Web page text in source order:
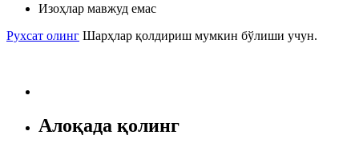
Изоҳлар мавжуд емас
Рухсат олинг Шарҳлар қолдириш мумкин бўлиши учун.
Алоқада қолинг